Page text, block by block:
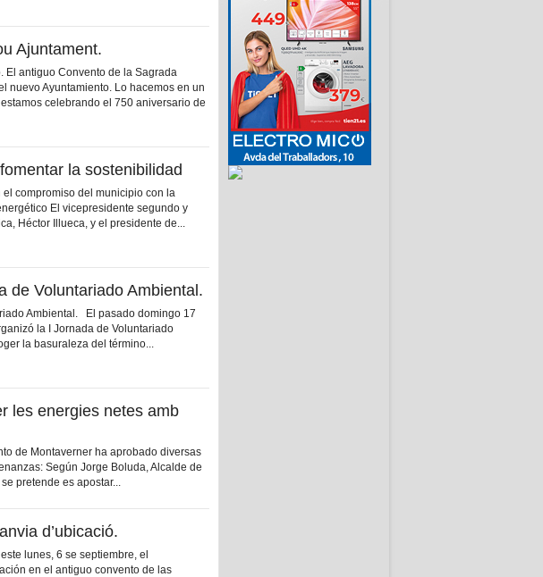
Ajuntament.
El antiguo Convento de la Sagrada
nuevo Ayuntamiento. Lo hacemos en un
celebrando el 750 aniversario de
la sostenibilidad
compromiso del municipio con la
El vicepresidente segundo y
Héctor Illueca, y el presidente de...
de Voluntariado Ambiental.
Ambiental. El pasado domingo 17
la I Jornada de Voluntariado
la basuraleza del término...
les energies netes amb
de Montaverner ha aprobado diversas
Según Jorge Boluda, Alcalde de
pretende es apostar...
d’ubicació.
lunes, 6 se septiembre, el
en el antiguo convento de las